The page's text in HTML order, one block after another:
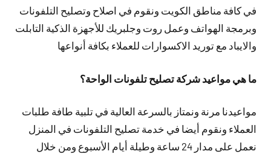
في كافة مناطق الكويت ونقوم في اصلاح وتصليح التلفونات
وبرمجة الهواتف وعمل روت وجلبريك للأجهزة الذكية التابلت
والايباد مع توريد الاكسوارات للعملاء بكافة أنواعها
ما هي مواعيد شركة تصليح تلفونات الواحة؟
مواعيدنا مرنة ونمتاز بالسرعة العالية في تلبية طافة طلبات
العملاء ونقوم أيضا في خدمة تصليح التلفونات في المنزل
نعمل على مدار 24 ساعة وطيلة أيام الأسبوع ومن خلال